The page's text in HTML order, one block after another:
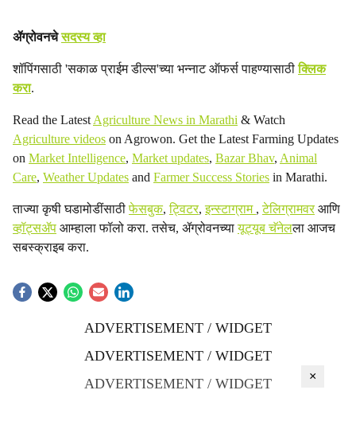
ॲग्रोवनचेसदस्य व्हा
शॉपिंगसाठी 'सकाळ प्राईम डील्स'च्या भन्नाट ऑफर्स पाहण्यासाठीक्लिक
करा.
Read the Latest Agriculture News in Marathi & Watch
Agriculture videos on Agrowon. Get the Latest Farming Updates
on Market Intelligence, Market updates, Bazar Bhav, Animal
Care, Weather Updates and Farmer Success Stories in Marathi.
ताज्या कृषी घडामोडींसाठीफेसबुक,ट्विटर,इन्स्टाग्राम ,टेलिग्रामवरआणि
व्हॉट्सॲप आम्हाला फॉलो करा. तसेच, ॲग्रोवनच्यायूट्यूब चॅनेलला आजच
सबस्क्राइब करा.
ADVERTISEMENT / WIDGET
ADVERTISEMENT / WIDGET
ADVERTISEMENT / WIDGET
×